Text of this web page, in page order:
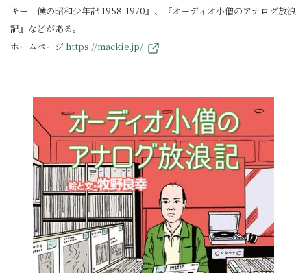
キー 僕の昭和少年記 1958-1970』、『オーディオ小僧のアナログ放浪
記』などがある。
ホームページ https://mackie.jp/